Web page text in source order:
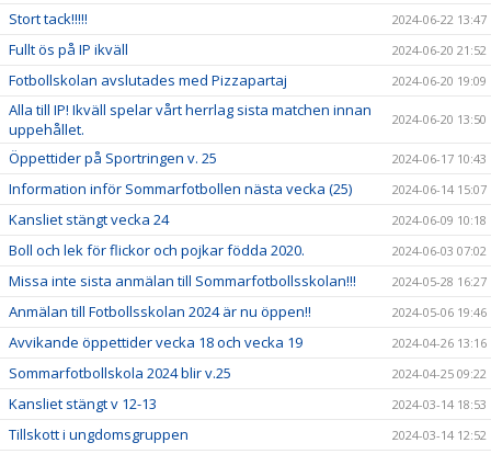
Stort tack!!!!! 2024-06-22 13:47
Fullt ös på IP ikväll 2024-06-20 21:52
Fotbollskolan avslutades med Pizzapartaj 2024-06-20 19:09
Alla till IP! Ikväll spelar vårt herrlag sista matchen innan
uppehållet.
2024-06-20 13:50
Öppettider på Sportringen v. 25 2024-06-17 10:43
Information inför Sommarfotbollen nästa vecka (25) 2024-06-14 15:07
Kansliet stängt vecka 24 2024-06-09 10:18
Boll och lek för flickor och pojkar födda 2020. 2024-06-03 07:02
Missa inte sista anmälan till Sommarfotbollsskolan!!! 2024-05-28 16:27
Anmälan till Fotbollsskolan 2024 är nu öppen!! 2024-05-06 19:46
Avvikande öppettider vecka 18 och vecka 19 2024-04-26 13:16
Sommarfotbollskola 2024 blir v.25 2024-04-25 09:22
Kansliet stängt v 12-13 2024-03-14 18:53
Tillskott i ungdomsgruppen 2024-03-14 12:52